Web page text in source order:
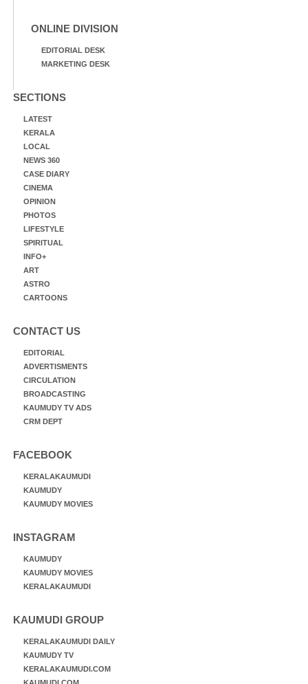
ONLINE DIVISION
EDITORIAL DESK
MARKETING DESK
SECTIONS
LATEST
KERALA
LOCAL
NEWS 360
CASE DIARY
CINEMA
OPINION
PHOTOS
LIFESTYLE
SPIRITUAL
INFO+
ART
ASTRO
CARTOONS
CONTACT US
EDITORIAL
ADVERTISMENTS
CIRCULATION
BROADCASTING
KAUMUDY TV ADS
CRM DEPT
FACEBOOK
KERALAKAUMUDI
KAUMUDY
KAUMUDY MOVIES
INSTAGRAM
KAUMUDY
KAUMUDY MOVIES
KERALAKAUMUDI
KAUMUDI GROUP
KERALAKAUMUDI DAILY
KAUMUDY TV
KERALAKAUMUDI.COM